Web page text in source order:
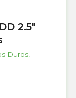
2.5″
Duros